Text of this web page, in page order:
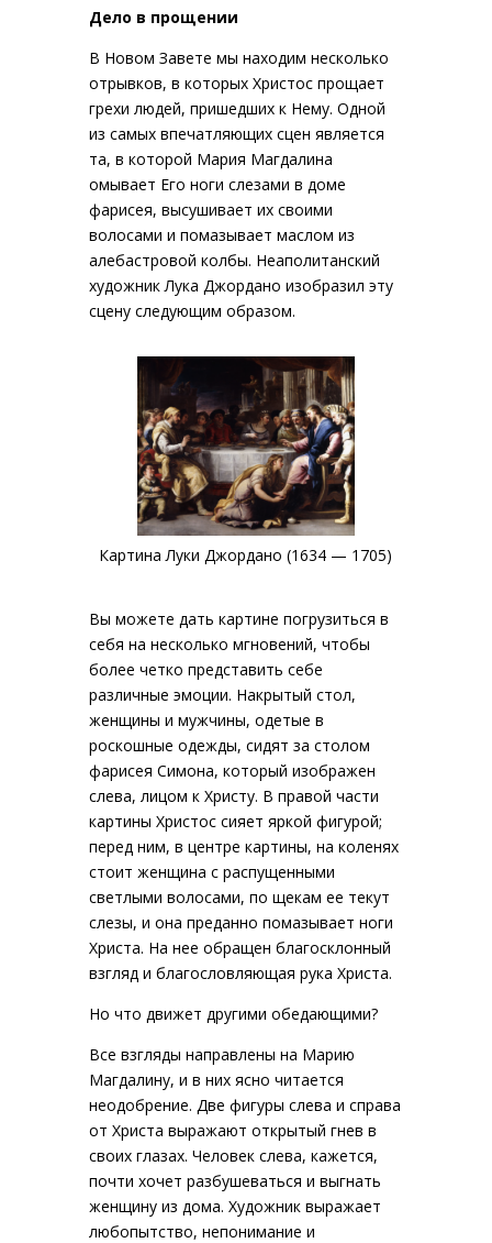
Дело в прощении
В Новом Завете мы находим несколько
отрывков, в которых Христос прощает
грехи людей, пришедших к Нему. Одной
из самых впечатляющих сцен является
та, в которой Мария Магдалина
омывает Его ноги слезами в доме
фарисея, высушивает их своими
волосами и помазывает маслом из
алебастровой колбы. Неаполитанский
художник Лука Джордано изобразил эту
сцену следующим образом.
Картина Луки Джордано (1634 — 1705)
Вы можете дать картине погрузиться в
себя на несколько мгновений, чтобы
более четко представить себе
различные эмоции. Накрытый стол,
женщины и мужчины, одетые в
роскошные одежды, сидят за столом
фарисея Симона, который изображен
слева, лицом к Христу. В правой части
картины Христос сияет яркой фигурой;
перед ним, в центре картины, на коленях
стоит женщина с распущенными
светлыми волосами, по щекам ее текут
слезы, и она преданно помазывает ноги
Христа. На нее обращен благосклонный
взгляд и благословляющая рука Христа.
Но что движет другими обедающими?
Все взгляды направлены на Марию
Магдалину, и в них ясно читается
неодобрение. Две фигуры слева и справа
от Христа выражают открытый гнев в
своих глазах. Человек слева, кажется,
почти хочет разбушеваться и выгнать
женщину из дома. Художник выражает
любопытство, непонимание и